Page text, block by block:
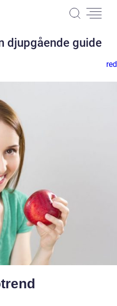
djupgående guide